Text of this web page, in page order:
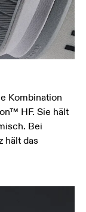
Kombination
HF. Sie hält
Bei
hält das